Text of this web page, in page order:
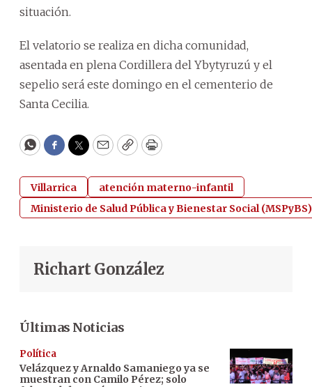
situación.
El velatorio se realiza en dicha comunidad,
asentada en plena Cordillera del Ybytyruzú y el
sepelio será este domingo en el cementerio de
Santa Cecilia.
WhatsApp
Facebook
Twitter
EmailCopyPrint
Villarrica
atención materno-infantil
Ministerio de Salud Pública y Bienestar Social (MSPyBS)
Richart González
Últimas Noticias
Política
Velázquez y Arnaldo Samaniego ya se
muestran con Camilo Pérez; solo